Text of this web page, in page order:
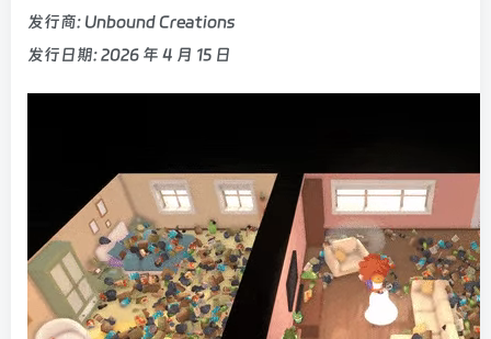
发行商: Unbound Creations
发行日期: 2026 年 4 月 15 日